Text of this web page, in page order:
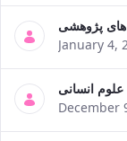
پژوهشی
January 4,
انسانی
December